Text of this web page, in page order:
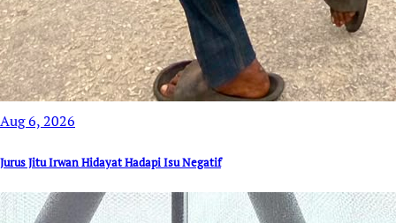
Aug 6, 2026
Jurus Jitu Irwan Hidayat Hadapi Isu Negatif